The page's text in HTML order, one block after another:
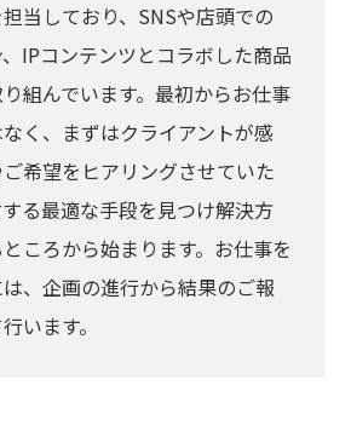
当しており、SNSや店頭での
IPコンテンツとコラボした商品
組んでいます。最初からお仕事
く、まずはクライアントが感
希望をヒアリングさせていた
る最適な手段を見つけ解決方
ころから始まります。お仕事を
、企画の進行から結果のご報
います。